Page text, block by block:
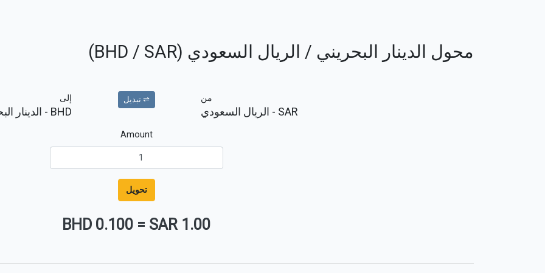
محول الدينار البحريني / الريال السعودي (BHD / SAR)
من
SAR - الريال السعودي
⇌ تبديل إلى
BHD - الدينار
Amount
تحويل
1.00 SAR
=
0.100 BHD